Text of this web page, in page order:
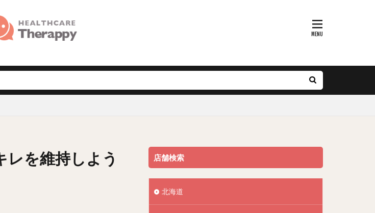
を維持しよう 店舗検索
北海道